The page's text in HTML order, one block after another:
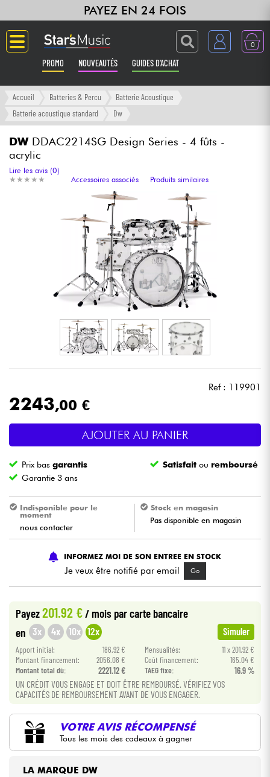
PAYEZ EN 24 FOIS
0
PROMO NOUVEAUTÉS GUIDES D'ACHAT
Langue
Synthés & Sampleurs
Home Studio
Casques
Eclairage
Batteries & Percu
Vents
Violons & Quatuor
Eveil Musical
Câbles & Access.
Packs
Voir nos marques
Accueil Batteries & Percu
Batterie Acoustique
Batterie acoustique standard
Dw
DWDDAC2214SG Design Series - 4 fûts -
acrylic
★ ★ ★ ★ ★
★ ★ ★ ★ ★
Lire les avis (0)
Accessoires associés
Produits similaires
Ref : 119901
2243,00 €
AJOUTER AU PANIER
Prix basgarantis Satisfait ou remboursé
Garantie 3 ans
Indisponible pour le
moment
nous contacter
Stock en magasin
Pas disponible en magasin
INFORMEZ MOI DE SON ENTREE EN STOCK
Je veux être notifié par email Go
Payez201.92 €/ mois par carte bancaire
en 3x 4x 10x 12x Simuler
Apport initial: 186.92 € Mensualités:
11 x 201.92 €
Montant financement:
2056.08 € Coût financement:
165.04 €
Montant total dù:
2221.12 € TAEG fixe: 16.9 %
UN CRÉDIT VOUS ENGAGE ET DOIT ÊTRE REMBOURSÉ. VÉRIFIEZ VOS
CAPACITÉS DE REMBOURSEMENT AVANT DE VOUS ENGAGER.
VOTRE AVIS RÉCOMPENSÉ
Tous les mois des cadeaux à gagner
LA MARQUE DW